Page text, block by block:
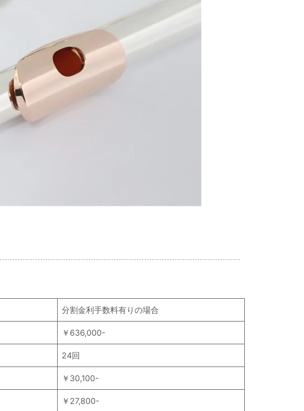
分割金利手数料有りの場合
￥636,000-
24回
￥30,100-
￥27,800-